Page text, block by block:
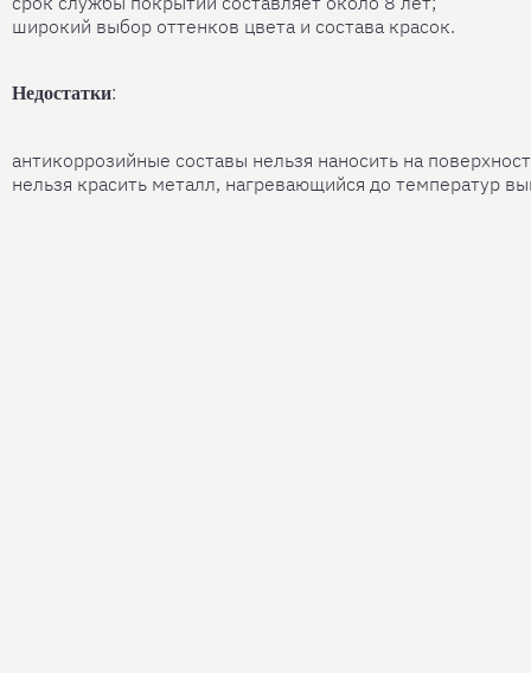
широкий выбор оттенков цвета и состава красок.
Недостатки:
антикоррозийные составы нельзя наносить на
нельзя красить металл, нагревающийся до температур